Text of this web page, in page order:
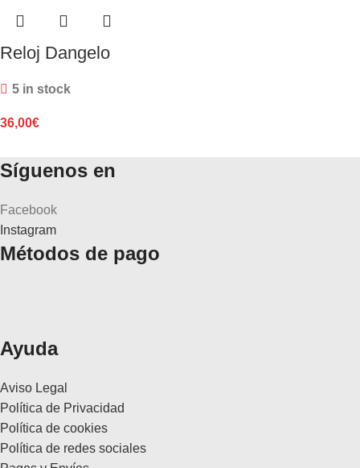
Reloj Dangelo
5 in stock
36,00€
Síguenos en
Facebook
Instagram
Métodos de pago
Ayuda
Aviso Legal
Política de Privacidad
Política de cookies
Política de redes sociales